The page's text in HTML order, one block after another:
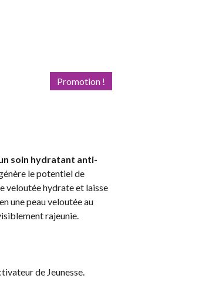
Promotion !
soin hydratant anti-
le potentiel de
veloutée hydrate et laisse
une peau veloutée au
rajeunie.
de Jeunesse.